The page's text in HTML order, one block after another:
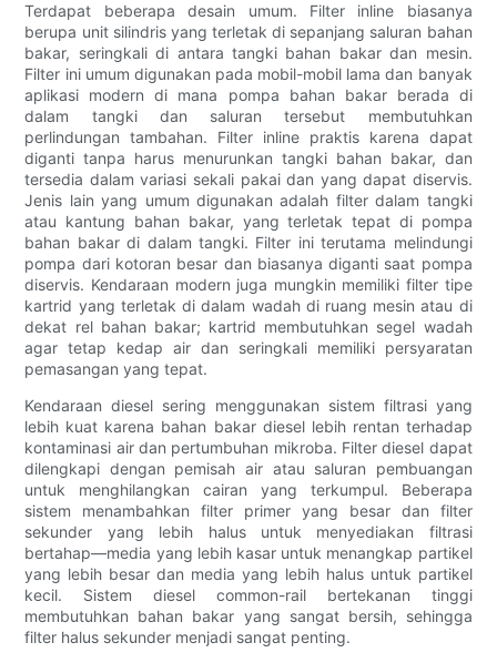
Terdapat beberapa desain umum. Filter inline biasanya
berupa unit silindris yang terletak di sepanjang saluran bahan
bakar, seringkali di antara tangki bahan bakar dan mesin.
Filter ini umum digunakan pada mobil-mobil lama dan banyak
aplikasi modern di mana pompa bahan bakar berada di
dalam tangki dan saluran tersebut membutuhkan
perlindungan tambahan. Filter inline praktis karena dapat
diganti tanpa harus menurunkan tangki bahan bakar, dan
tersedia dalam variasi sekali pakai dan yang dapat diservis.
Jenis lain yang umum digunakan adalah filter dalam tangki
atau kantung bahan bakar, yang terletak tepat di pompa
bahan bakar di dalam tangki. Filter ini terutama melindungi
pompa dari kotoran besar dan biasanya diganti saat pompa
diservis. Kendaraan modern juga mungkin memiliki filter tipe
kartrid yang terletak di dalam wadah di ruang mesin atau di
dekat rel bahan bakar; kartrid membutuhkan segel wadah
agar tetap kedap air dan seringkali memiliki persyaratan
pemasangan yang tepat.
Kendaraan diesel sering menggunakan sistem filtrasi yang
lebih kuat karena bahan bakar diesel lebih rentan terhadap
kontaminasi air dan pertumbuhan mikroba. Filter diesel dapat
dilengkapi dengan pemisah air atau saluran pembuangan
untuk menghilangkan cairan yang terkumpul. Beberapa
sistem menambahkan filter primer yang besar dan filter
sekunder yang lebih halus untuk menyediakan filtrasi
bertahap—media yang lebih kasar untuk menangkap partikel
yang lebih besar dan media yang lebih halus untuk partikel
kecil. Sistem diesel common-rail bertekanan tinggi
membutuhkan bahan bakar yang sangat bersih, sehingga
filter halus sekunder menjadi sangat penting.